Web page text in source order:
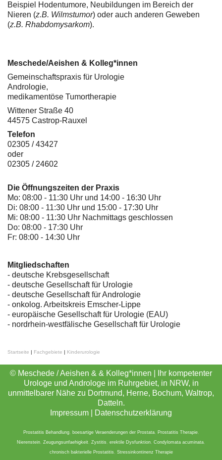
Beispiel Hodentumore, Neubildungen im Bereich der
Nieren (z.B. Wilmstumor) oder auch anderen Geweben
(z.B. Rhabdomysarkom).
Meschede/Aeishen & Kolleg*innen
Gemeinschaftspraxis für Urologie
Andrologie,
medikamentöse Tumortherapie
Wittener Straße 40
44575 Castrop-Rauxel
Telefon
02305 / 43427
oder
02305 / 24602
Die Öffnungszeiten der Praxis
Mo: 08:00 - 11:30 Uhr und 14:00 - 16:30 Uhr
Di: 08:00 - 11:30 Uhr und 15:00 - 17:30 Uhr
Mi: 08:00 - 11:30 Uhr Nachmittags geschlossen
Do: 08:00 - 17:30 Uhr
Fr: 08:00 - 14:30 Uhr
Mitgliedschaften
- deutsche Krebsgesellschaft
- deutsche Gesellschaft für Urologie
- deutsche Gesellschaft für Andrologie
- onkolog. Arbeitskreis Emscher-Lippe
- europäische Gesellschaft für Urologie (EAU)
- nordrhein-westfälische Gesellschaft für Urologie
Startseite | Fachgebiete | Kinderurologie
© Meschede / Aeishen & & Kolleg*innen | Ihr kompetenter
Urologe und Androloge im Ruhrgebiet, in NRW, in
unmittelbarer Nähe zu Dortmund, Herne, Bochum, Waltrop,
Datteln.
Impressum
Datenschutzerklärung
Prostatitis Behandlung, boesartige Veraenderungen der Prostata, Prostatitis Therapie,
Nierenstein Zeugungsunfaehigkeit Zystitis erektile Dysfunktion Condylomata acuminata
chronisch bakterielle Prostatitis
Stressinkontinenz Therapie